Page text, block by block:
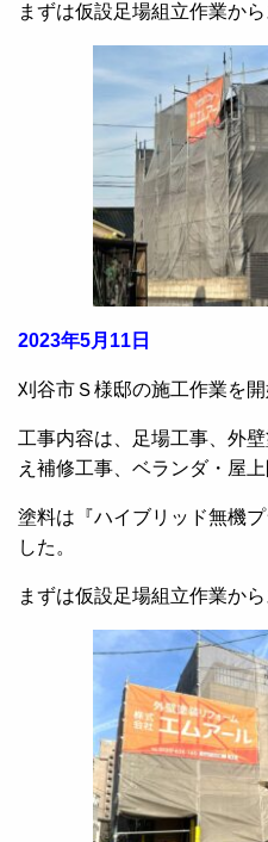
まずは仮設足場組立作業から
2023年5月11日
刈谷市Ｓ様邸の施工作業を開
工事内容は、足場工事、外
え補修工事、ベランダ・屋
塗料は『ハイブリッド無機
した。
まずは仮設足場組立作業から